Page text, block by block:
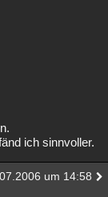
ich sinnvoller.
um 14:58